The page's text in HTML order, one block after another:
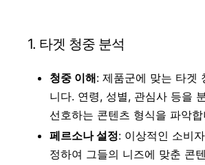
1. 타겟 청중 분석
청중 이해: 제품군에 맞는 타겟
니다. 연령, 성별, 관심사 등을
선호하는 콘텐츠 형식을 파악합
페르소나 설정: 이상적인 소비
정하여 그들의 니즈에 맞춘 콘